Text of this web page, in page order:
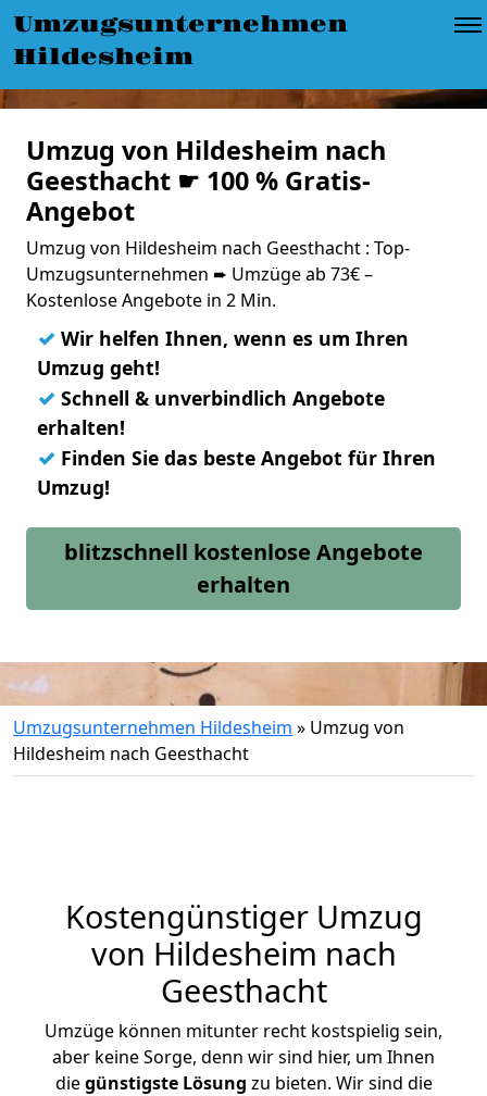
Umzugsunternehmen
Hildesheim
Umzug von Hildesheim nach
Geesthacht ☛ 100 % Gratis-
Angebot
Umzug von Hildesheim nach Geesthacht : Top-
Umzugsunternehmen ➨ Umzüge ab 73€ –
Kostenlose Angebote in 2 Min.
✓ Wir helfen Ihnen, wenn es um Ihren
Umzug geht!
✓ Schnell & unverbindlich Angebote
erhalten!
✓ Finden Sie das beste Angebot für Ihren
Umzug!
blitzschnell kostenlose Angebote
erhalten
Umzugsunternehmen Hildesheim » Umzug von
Hildesheim nach Geesthacht
Kostengünstiger Umzug
von Hildesheim nach
Geesthacht
Umzüge können mitunter recht kostspielig sein,
aber keine Sorge, denn wir sind hier, um Ihnen
diegünstigste Lösung zu bieten. Wir sind die